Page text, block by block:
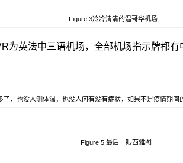
Figure 3冷冷清清的温哥华机场…
为英法中三语机场，全部机场指示牌都有
，也没人测体温，也没人问有没有症状，如果不是疫情期间
Figure 5 最后一眼西雅图